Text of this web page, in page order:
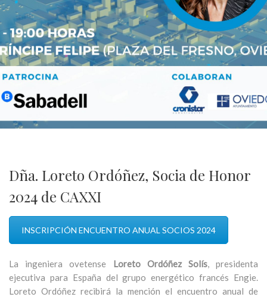
Dña. Loreto Ordóñez, Socia de Honor
2024 de CAXXI
INSCRIPCIÓN ENCUENTRO ANUAL SOCIOS 2024
La ingeniera ovetense Loreto Ordóñez Solís, presidenta
ejecutiva para España del grupo energético francés Engie.
Loreto Ordóñez recibirá la mención el encuentro anual de